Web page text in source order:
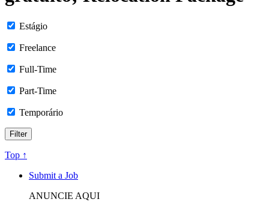
Estágio
Freelance
Full-Time
Part-Time
Temporário
Top ↑
Submit a Job
ANUNCIE AQUI